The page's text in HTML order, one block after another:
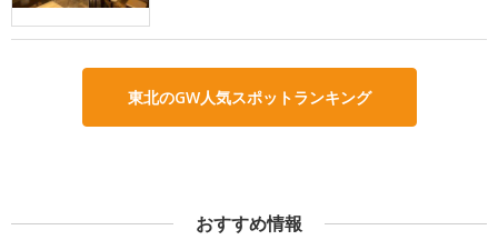
東北のGW人気スポットランキング
おすすめ情報